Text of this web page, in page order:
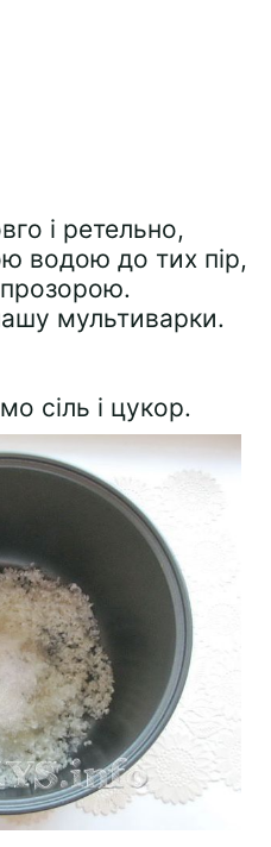
і ретельно,
водою до тих пір,
мультиварки.
сіль і цукор.